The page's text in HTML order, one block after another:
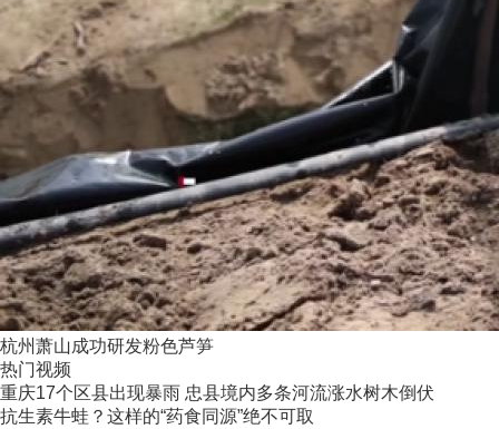
杭州萧山成功研发粉色芦笋
热门视频
重庆17个区县出现暴雨 忠县境内多条河流涨水树木倒伏
抗生素牛蛙？这样的“药食同源”绝不可取